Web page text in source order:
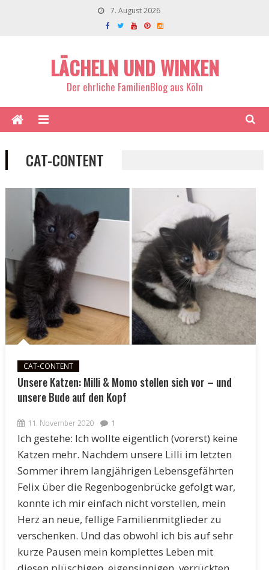
7. August 2026
LÄCHELN UND WINKEN
Der ehrliche FamilienBlog aus Köln
CAT-CONTENT
CAT-CONTENT
Unsere Katzen: Milli & Momo stellen sich vor – und
unsere Bude auf den Kopf
11. November 2020 1
Ich gestehe: Ich wollte eigentlich (vorerst) keine
Katzen mehr. Nachdem unsere Lilli im letzten
Sommer ihrem langjährigen Lebensgefährten
Felix über die Regenbogenbrücke gefolgt war,
konnte ich mir einfach nicht vorstellen, mein
Herz an neue, fellige Familienmitglieder zu
verschenken. Und das obwohl ich bis auf sehr
kurze Pausen mein komplettes Leben mit